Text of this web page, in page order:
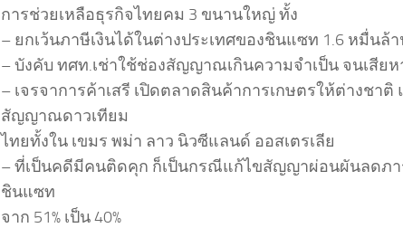
การช่วยเหลือธุรกิจไทยคม 3 ขนานใหญ่ ทั้ง
– ยกเว้นภาษีเงินได้ในต่างประเทศของชินแซท 1.6 หมื่นล้
– บังคับ ทศท.เช่าใช้ช่องสัญญาณเกินความจำเป็น จนเสีย
– เจรจาการค้าเสรี เปิดตลาดสินค้าการเกษตรให้ต่างชา
สัญญาณดาวเทียม
ไทยทั้งใน เขมร พม่า ลาว นิวซีแลนด์ ออสเตรเลีย
– ที่เป็นคดีมีคนติดคุก ก็เป็นกรณีแก้ไขสัญญาผ่อนผันลดภ
ชินแซท
จาก 51% เป็น 40%